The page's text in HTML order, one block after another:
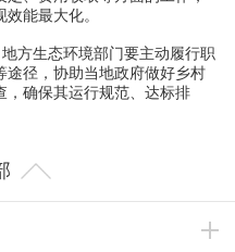
能最大化。
方生态环境部门要主动履行职
途径，协助当地政府做好乡村
，确保其运行规范、达标排